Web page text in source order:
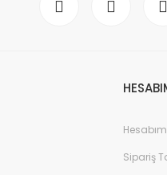
Hesabım
Sipariş